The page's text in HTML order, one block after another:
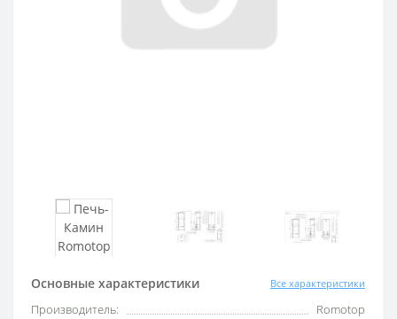
Основные характеристики Все характеристики
Производитель:
Romotop